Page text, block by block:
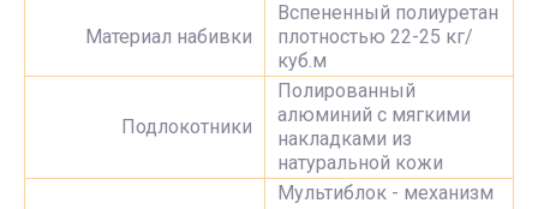
Материал набивки
Вспененный полиуретан
плотностью 22-25 кг/
куб.м
Подлокотники
Полированный
алюминий с мягкими
накладками из
натуральной кожи
Мультиблок - механизм